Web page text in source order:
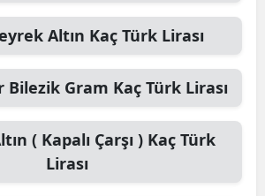
Altın Kaç Türk Lirası
Bilezik Gram Kaç Türk Lirası
( Kapalı Çarşı ) Kaç Türk
Lirası